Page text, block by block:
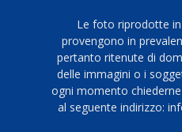
Le foto riprodotte
provengono in
pertanto ritenute di
delle immagini o i
ogni momento
al seguente indirizzo: